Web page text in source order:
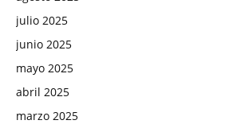
julio 2025
junio 2025
mayo 2025
abril 2025
marzo 2025